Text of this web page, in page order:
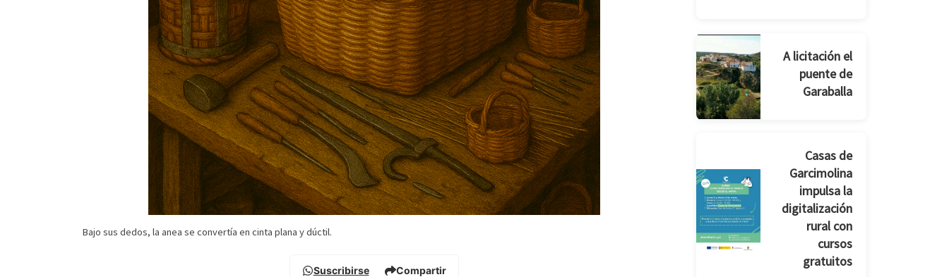
Bajo sus dedos, la anea se convertía en cinta plana y dúctil.
Suscribirse Compartir
A licitación el
puente de
Garaballa
Casas de
Garcimolina
impulsa la
digitalización
rural con
cursos
gratuitos